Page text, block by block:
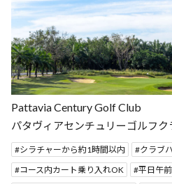
Pattavia Century Golf Club
パタヴィアセンチュリーゴルフ
シラチャーから約1時間以内 クラブ
コース内カート乗り入れOK
平日午